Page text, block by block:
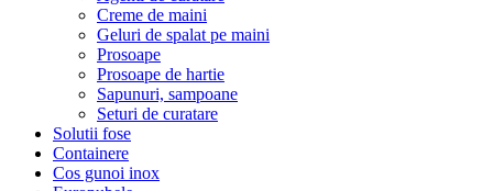
Creme de maini
Geluri de spalat pe maini
Prosoape
Prosoape de hartie
Sapunuri, sampoane
Seturi de curatare
Solutii fose
Containere
Cos gunoi inox